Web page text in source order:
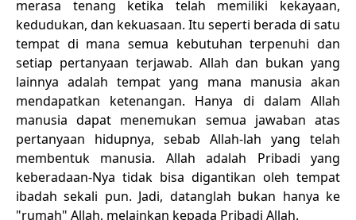
merasa tenang ketika telah memiliki kekayaan,
kedudukan, dan kekuasaan. Itu seperti berada di satu
tempat di mana semua kebutuhan terpenuhi dan
setiap pertanyaan terjawab. Allah dan bukan yang
lainnya adalah tempat yang mana manusia akan
mendapatkan ketenangan. Hanya di dalam Allah
manusia dapat menemukan semua jawaban atas
pertanyaan hidupnya, sebab Allah-lah yang telah
membentuk manusia. Allah adalah Pribadi yang
keberadaan-Nya tidak bisa digantikan oleh tempat
ibadah sekali pun. Jadi, datanglah bukan hanya ke
"rumah" Allah, melainkan kepada Pribadi Allah.